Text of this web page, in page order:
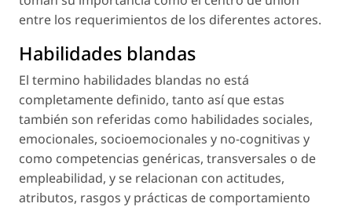
entre los requerimientos de los diferentes actores.
Habilidades blandas
El termino habilidades blandas no está
completamente definido, tanto así que estas
también son referidas como habilidades sociales,
emocionales, socioemocionales y no-cognitivas y
como competencias genéricas, transversales o de
empleabilidad, y se relacionan con actitudes,
atributos, rasgos y prácticas de comportamiento